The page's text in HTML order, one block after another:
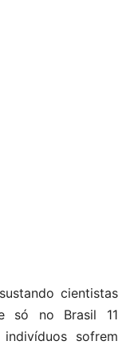
cientistas
só no Brasil 11
sofrem